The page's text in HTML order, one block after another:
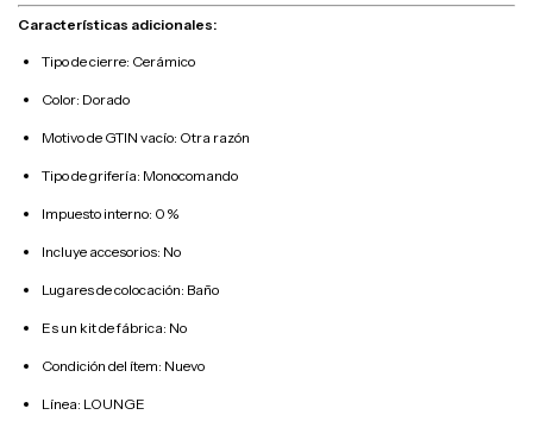
Características adicionales:
Tipo de cierre: Cerámico
Color: Dorado
Motivo de GTIN vacío: Otra razón
Tipo de grifería: Monocomando
Impuesto interno: 0 %
Incluye accesorios: No
Lugares de colocación: Baño
Es un kit de fábrica: No
Condición del ítem: Nuevo
Línea: LOUNGE